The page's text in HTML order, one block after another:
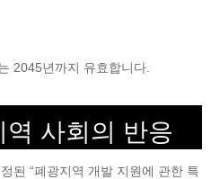
2045년까지 유효합니다.
사회의 반응
된 “폐광지역 개발 지원에 관한 특